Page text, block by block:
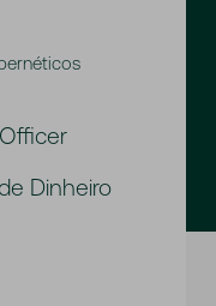
Dinheiro